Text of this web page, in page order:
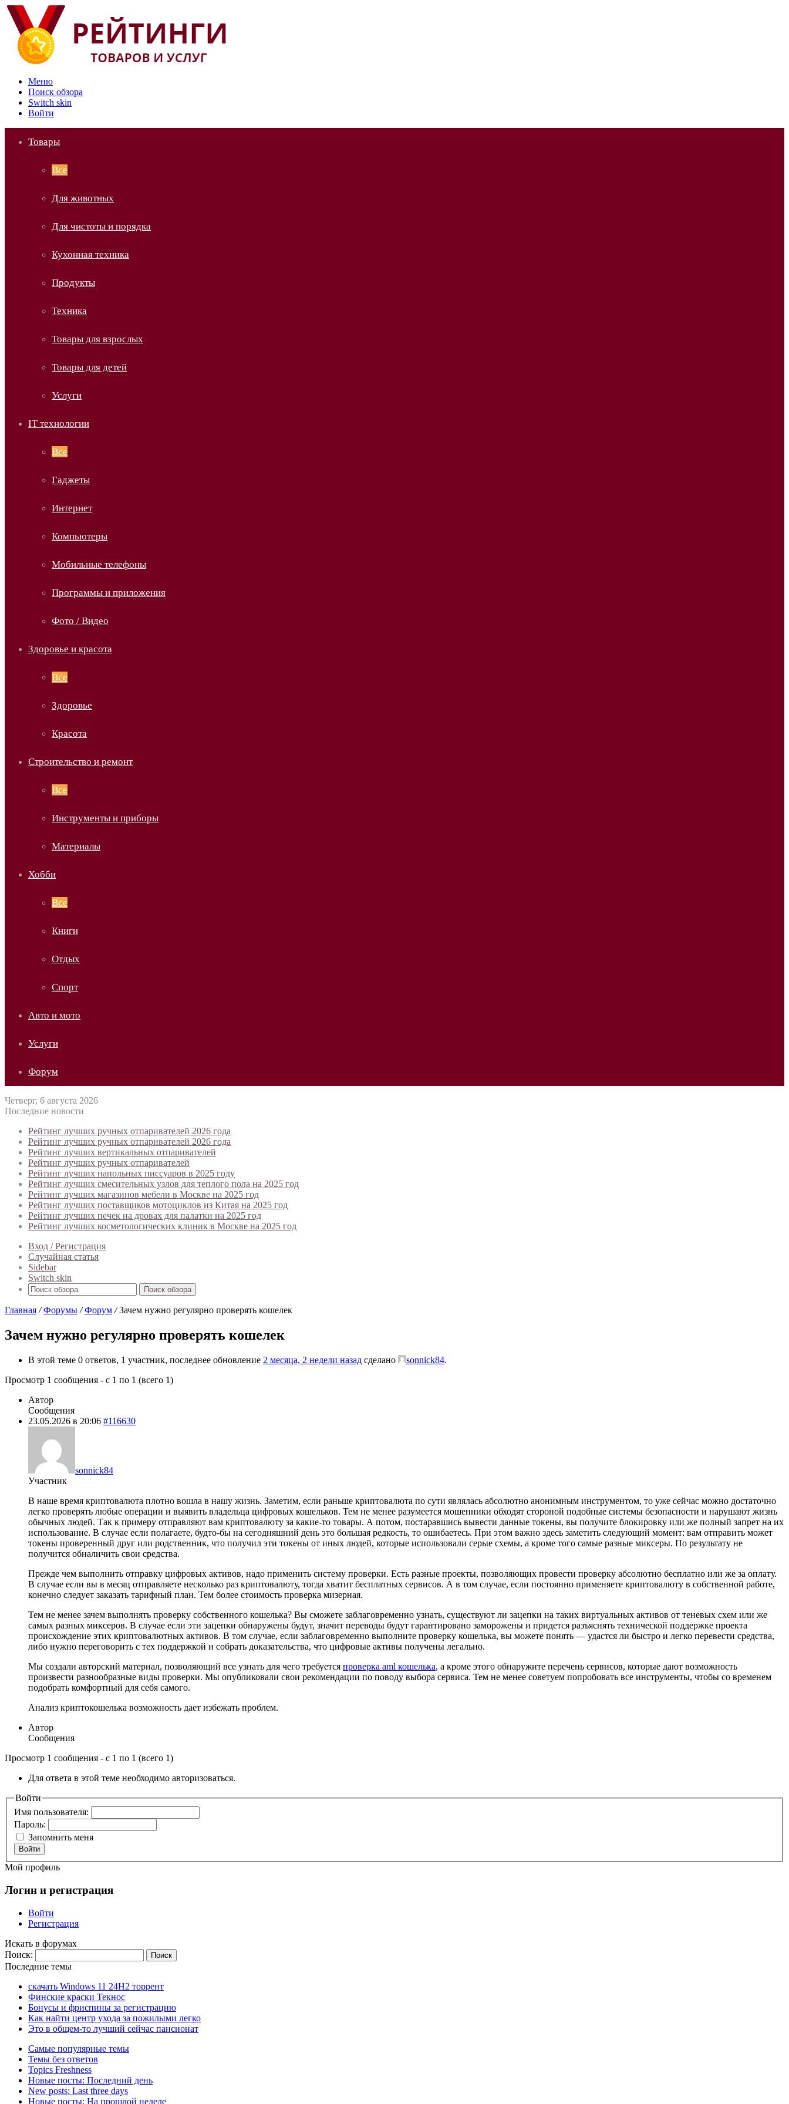
Меню
Поиск обзора
Switch skin
Войти
Товары
Все
Для животных
Для чистоты и порядка
Кухонная техника
Продукты
Техника
Товары для взрослых
Товары для детей
Услуги
IT технологии
Все
Гаджеты
Интернет
Компьютеры
Мобильные телефоны
Программы и приложения
Фото / Видео
Здоровье и красота
Все
Здоровье
Красота
Строительство и ремонт
Все
Инструменты и приборы
Материалы
Хобби
Все
Книги
Отдых
Спорт
Авто и мото
Услуги
Форум
Четверг, 6 августа 2026
Последние новости
Рейтинг лучших ручных отпаривателей 2026 года
Рейтинг лучших ручных отпаривателей 2026 года
Рейтинг лучших вертикальных отпаривателей
Рейтинг лучших ручных отпаривателей
Рейтинг лучших напольных писсуаров в 2025 году
Рейтинг лучших смесительных узлов для теплого пола на 2025 год
Рейтинг лучших магазинов мебели в Москве на 2025 год
Рейтинг лучших поставщиков мотоциклов из Китая на 2025 год
Рейтинг лучших печек на дровах для палатки на 2025 год
Рейтинг лучших косметологических клиник в Москве на 2025 год
Вход / Регистрация
Случайная статья
Sidebar
Switch skin
Поиск обзора
Главная / Форумы / Форум / Зачем нужно регулярно проверять кошелек
Зачем нужно регулярно проверять кошелек
В этой теме 0 ответов, 1 участник, последнее обновление 2 месяца, 2 недели назад сделано sonnick84.
Просмотр 1 сообщения - с 1 по 1 (всего 1)
Автор
Сообщения
23.05.2026 в 20:06 #116630
sonnick84
Участник
В наше время криптовалюта плотно вошла в нашу жизнь. Заметим, если раньше криптовалюта по сути являлась абсолютно анонимным инструментом, то уже сейчас можно достаточно
легко проверять любые операции и выявить владельца цифровых кошельков. Тем не менее разумеется мошенники обходят стороной подобные системы безопасности и нарушают жизнь
обычных людей. Так к примеру отправляют вам криптовалюту за какие-то товары. А потом, постаравшись вывести данные токены, вы получите блокировку или же полный запрет на их
использование. В случае если полагаете, будто-бы на сегодняшний день это большая редкость, то ошибаетесь. При этом важно здесь заметить следующий момент: вам отправить может
токены проверенный друг или родственник, что получил эти токены от иных людей, которые использовали серые схемы, а кроме того самые разные миксеры. По результату не
получится обналичить свои средства.
Прежде чем выполнить отправку цифровых активов, надо применить систему проверки. Есть разные проекты, позволяющих провести проверку абсолютно бесплатно или же за оплату.
В случае если вы в месяц отправляете несколько раз криптовалюту, тогда хватит бесплатных сервисов. А в том случае, если постоянно применяете криптовалюту в собственной работе,
конечно следует заказать тарифный план. Тем более стоимость проверка мизерная.
Тем не менее зачем выполнять проверку собственного кошелька? Вы сможете заблаговременно узнать, существуют ли зацепки на таких виртуальных активов от теневых схем или же
самых разных миксеров. В случае если эти зацепки обнаружены будут, значит переводы будут гарантировано заморожены и придется разъяснять технической поддержке проекта
происхождение этих криптовалютных активов. В том случае, если заблаговременно выполните проверку кошелька, вы можете понять — удастся ли быстро и легко перевести средства,
либо нужно переговорить с тех поддержкой и собрать доказательства, что цифровые активы получены легально.
Мы создали авторский материал, позволяющий все узнать для чего требуется проверка aml кошелька, а кроме этого обнаружите перечень сервисов, которые дают возможность
произвести разнообразные виды проверки. Мы опубликовали свои рекомендации по поводу выбора сервиса. Тем не менее советуем попробовать все инструменты, чтобы со временем
подобрать комфортный для себя самого.
Анализ криптокошелька возможность дает избежать проблем.
Автор
Сообщения
Просмотр 1 сообщения - с 1 по 1 (всего 1)
Для ответа в этой теме необходимо авторизоваться.
Войти
Имя пользователя:
Пароль:
Запомнить меня
Войти
Мой профиль
Логин и регистрация
Войти
Регистрация
Искать в форумах
Поиск:
Последние темы
скачать Windows 11 24H2 торрент
Финские краски Текнос
Бонусы и фриспины за регистрацию
Как найти центр ухода за пожилыми легко
Это в общем-то лучший сейчас пансионат
Самые популярные темы
Темы без ответов
Topics Freshness
Новые посты: Последний день
New posts: Last three days
Новые посты: На прошлой неделе